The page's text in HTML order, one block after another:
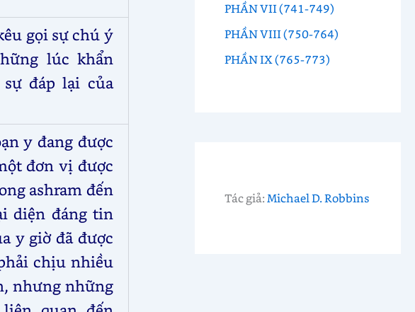
gọi sự chú ý
lúc khẩn
đáp lại của
y đang được
đơn vị được
ashram đến
diện đáng tin
y giờ đã được
chịu nhiều
nhưng những
PHẦN VII (741-749)
PHẦN VIII (750-764)
PHẦN IX (765-773)
Tác giả: Michael D. Robbins